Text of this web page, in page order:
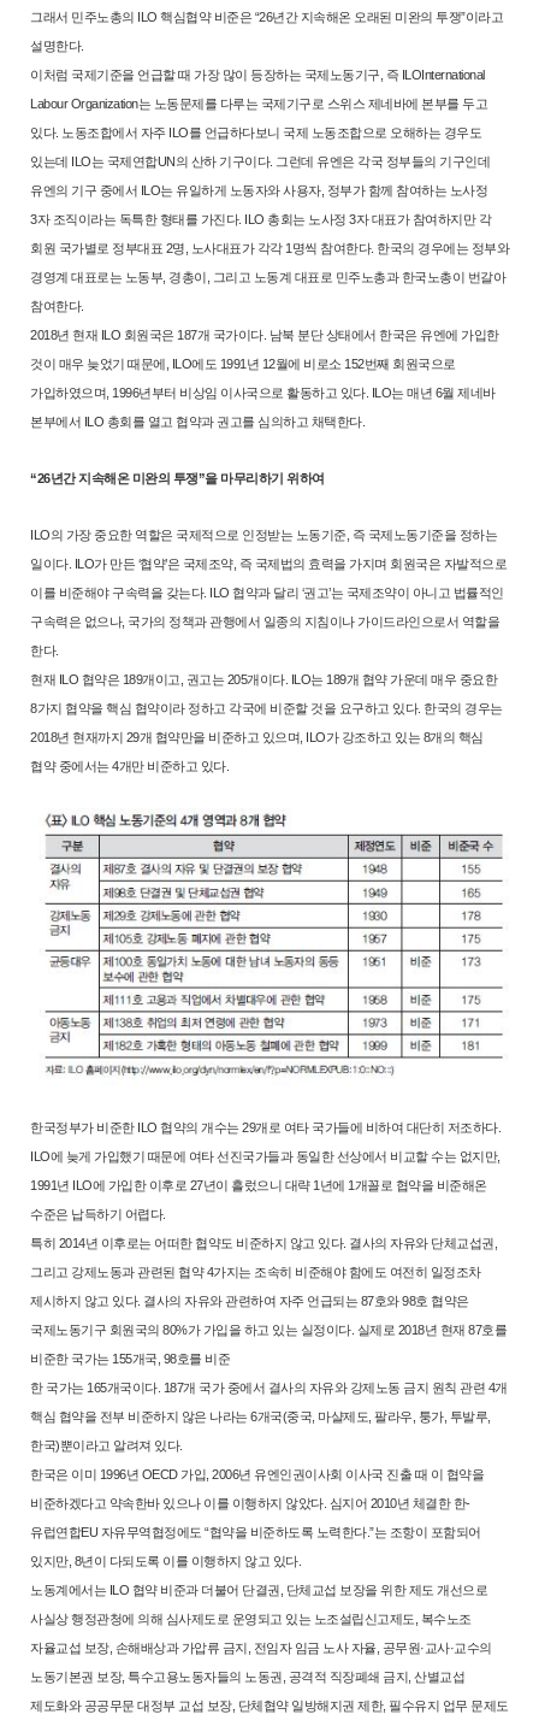
그래서 민주노총의 ILO 핵심협약 비준은 “26년간 지속해온 오래된 미완의 투쟁”이라고
설명한다.
이처럼 국제기준을 언급할 때 가장 많이 등장하는 국제노동기구, 즉 ILOInternational
Labour Organization는 노동문제를 다루는 국제기구로 스위스 제네바에 본부를 두고
있다. 노동조합에서 자주 ILO를 언급하다보니 국제 노동조합으로 오해하는 경우도
있는데 ILO는 국제연합UN의 산하 기구이다. 그런데 유엔은 각국 정부들의 기구인데
유엔의 기구 중에서 ILO는 유일하게 노동자와 사용자, 정부가 함께 참여하는 노사정
3자 조직이라는 독특한 형태를 가진다. ILO 총회는 노사정 3자 대표가 참여하지만 각
회원 국가별로 정부대표 2명, 노사대표가 각각 1명씩 참여한다. 한국의 경우에는 정부와
경영계 대표로는 노동부, 경총이, 그리고 노동계 대표로 민주노총과 한국노총이 번갈아
참여한다.
2018년 현재 ILO 회원국은 187개 국가이다. 남북 분단 상태에서 한국은유엔에 가입한
것이 매우 늦었기 때문에, ILO에도 1991년 12월에 비로소 152번째 회원국으로
가입하였으며, 1996년부터 비상임 이사국으로 활동하고 있다. ILO는 매년 6월 제네바
본부에서 ILO 총회를 열고 협약과 권고를 심의하고 채택한다.
“26년간 지속해온 미완의 투쟁”을 마무리하기 위하여
ILO의 가장 중요한 역할은 국제적으로 인정받는 노동기준, 즉 국제노동기준을 정하는
일이다. ILO가 만든 ‘협약’은 국제조약, 즉 국제법의 효력을 가지며 회원국은 자발적으로
이를 비준해야 구속력을 갖는다. ILO 협약과 달리 ‘권고’는 국제조약이 아니고 법률적인
구속력은 없으나, 국가의 정책과관행에서 일종의 지침이나 가이드라인으로서 역할을
한다.
현재 ILO 협약은 189개이고, 권고는 205개이다. ILO는 189개 협약 가운데 매우 중요한
8가지 협약을 핵심 협약이라 정하고 각국에 비준할 것을 요구하고 있다. 한국의 경우는
2018년 현재까지 29개 협약만을 비준하고 있으며, ILO가 강조하고 있는 8개의 핵심
협약 중에서는 4개만 비준하고 있다.
한국정부가 비준한 ILO 협약의 개수는 29개로 여타 국가들에 비하여 대단히 저조하다.
ILO에 늦게 가입했기 때문에 여타 선진국가들과 동일한 선상에서 비교할 수는 없지만,
1991년 ILO에 가입한 이후로 27년이 흘렀으니 대략 1년에 1개꼴로 협약을 비준해온
수준은 납득하기 어렵다.
특히 2014년 이후로는 어떠한 협약도 비준하지 않고 있다. 결사의 자유와 단체교섭권,
그리고 강제노동과 관련된 협약 4가지는 조속히 비준해야 함에 도 여전히 일정조차
제시하지 않고 있다. 결사의 자유와 관련하여 자주 언급되는 87호와 98호 협약은
국제노동기구 회원국의 80%가 가입을 하고 있는실정이다. 실제로 2018년 현재 87호를
비준한 국가는 155개국, 98호를 비준
한 국가는 165개국이다. 187개 국가 중에서 결사의 자유와 강제노동 금지 원칙 관련 4개
핵심 협약을 전부 비준하지 않은 나라는 6개국(중국, 마샬제도, 팔라우, 퉁가, 투발루,
한국)뿐이라고 알려져 있다.
한국은 이미 1996년 OECD 가입, 2006년 유엔인권이사회 이사국 진출 때 이 협약을
비준하겠다고 약속한바 있으나 이를 이행하지 않았다. 심지어 2010년 체결한 한-
유럽연합EU 자유무역협정에도 “협약을 비준하도록 노력한다.”는 조항이 포함되어
있지만, 8년이 다되도록 이를 이행하지 않고 있다.
노동계에서는 ILO 협약 비준과 더불어 단결권, 단체교섭 보장을 위한 제도 개선으로
사실상 행정관청에 의해 심사제도로 운영되고 있는 노조설립신고제도, 복수노조
자율교섭 보장, 손해배상과 가압류 금지, 전임자 임금 노사 자율, 공무원·교사·교수의
노동기본권 보장, 특수고용노동자들의 노동권, 공격적 직장폐쇄 금지, 산별교섭
제도화와 공공무문 대정부 교섭 보장, 단체협약 일방해지권 제한, 필수유지 업무 문제도